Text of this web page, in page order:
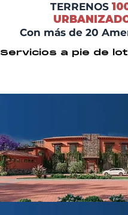
TERRENOS
Con más de 20
Servicios a pie de